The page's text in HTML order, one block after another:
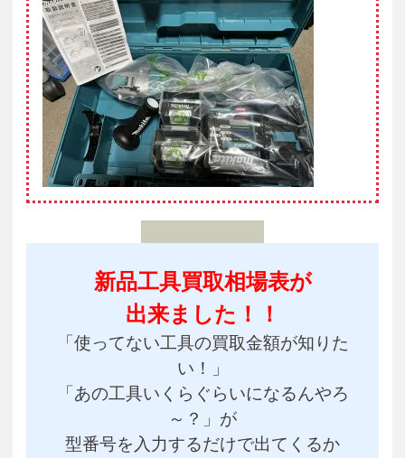
新品工具買取相場表が
出来ました！！
「使ってない工具の買取金額が知りた
い！」
「あの工具いくらぐらいになるんやろ
～？」が
型番号を入力するだけで出てくるか